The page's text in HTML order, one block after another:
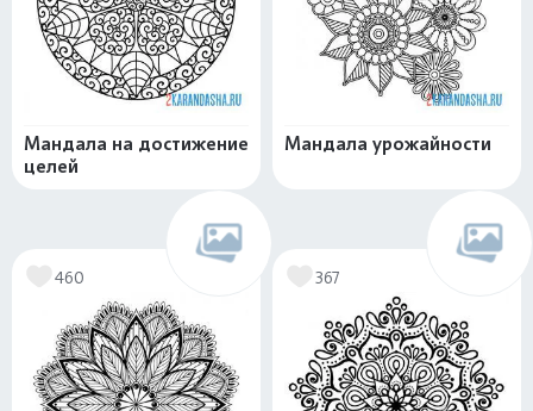
Мандала на достижение
целей
Мандала урожайности
460 367